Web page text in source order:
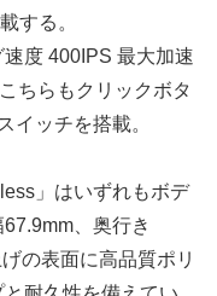
する。
度 400IPS 最大加速
ちらもクリックボタ
イッチを搭載。
」はいずれもボデ
、奥行き
の表面に高品質ポリ